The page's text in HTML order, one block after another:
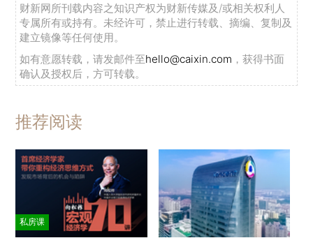
财新网所刊载内容之知识产权为财新传媒及/或相关权利人
专属所有或持有。未经许可，禁止进行转载、摘编、复制及
建立镜像等任何使用。
如有意愿转载，请发邮件至hello@caixin.com ，获得书面
确认及授权后，方可转载。
推荐阅读
私房课